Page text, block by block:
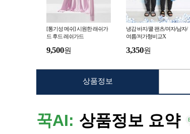
[통기성 메쉬] 시원한 래쉬가
드 후드 레쉬가드
9,500원
냉감 바지/쿨 팬츠/여자/남자/
여름/저가형비교X
3,350원
꾹AI: 상품정보 요약
상품정보